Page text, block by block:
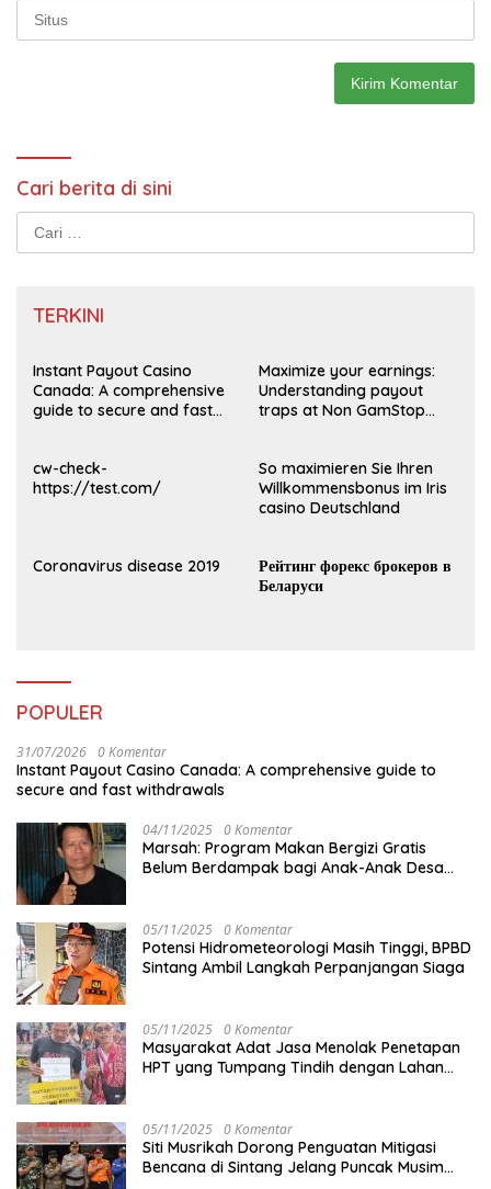
Cari berita di sini
Cari
untuk:
TERKINI
Instant Payout Casino
Canada: A comprehensive
guide to secure and fast
Maximize your earnings:
Understanding payout
traps at Non GamStop
cw-check-
https://test.com/
So maximieren Sie Ihren
Willkommensbonus im Iris
casino Deutschland
Coronavirus disease 2019
Рейтинг форекс брокеров в
Беларуси
POPULER
31/07/2026 0 Komentar
Instant Payout Casino Canada: A comprehensive guide to
secure and fast withdrawals
04/11/2025 0 Komentar
Marsah: Program Makan Bergizi Gratis
Belum Berdampak bagi Anak-Anak Desa
05/11/2025 0 Komentar
Potensi Hidrometeorologi Masih Tinggi, BPBD
Sintang Ambil Langkah Perpanjangan Siaga
05/11/2025 0 Komentar
Masyarakat Adat Jasa Menolak Penetapan
HPT yang Tumpang Tindih dengan Lahan
05/11/2025 0 Komentar
Siti Musrikah Dorong Penguatan Mitigasi
Bencana di Sintang Jelang Puncak Musim